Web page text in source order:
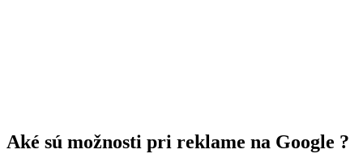
Aké sú možnosti pri reklame na Google ?